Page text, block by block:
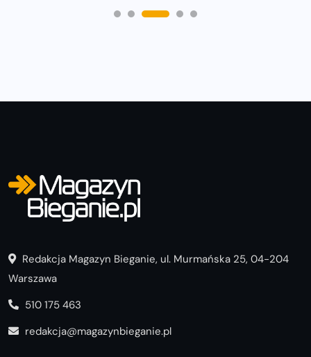
Redakcja Magazyn Bieganie, ul. Murmańska 25, 04-204
Warszawa
510 175 463
redakcja@magazynbieganie.pl